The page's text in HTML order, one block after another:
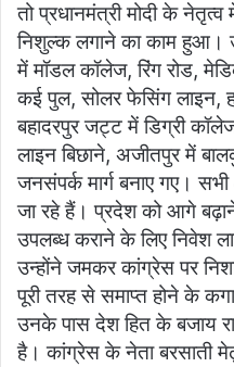
तो प्रधानमंत्री मोदी के
निशुल्क लगाने का काम हुआ।
में मॉडल कॉलेज, रिंग रोड,
कई पुल, सोलर फेसिंग लाइन,
बहादरपुर जट्ट में डिग्री
लाइन बिछाने, अजीतपुर में
जनसंपर्क मार्ग बनाए गए। सभी
जा रहे हैं। प्रदेश को आगे
उपलब्ध कराने के लिए निवेश
उन्होंने जमकर कांग्रेस पर
पूरी तरह से समाप्त होने के
उनके पास देश हित के बजाय
है। कांग्रेस के नेता बरसाती